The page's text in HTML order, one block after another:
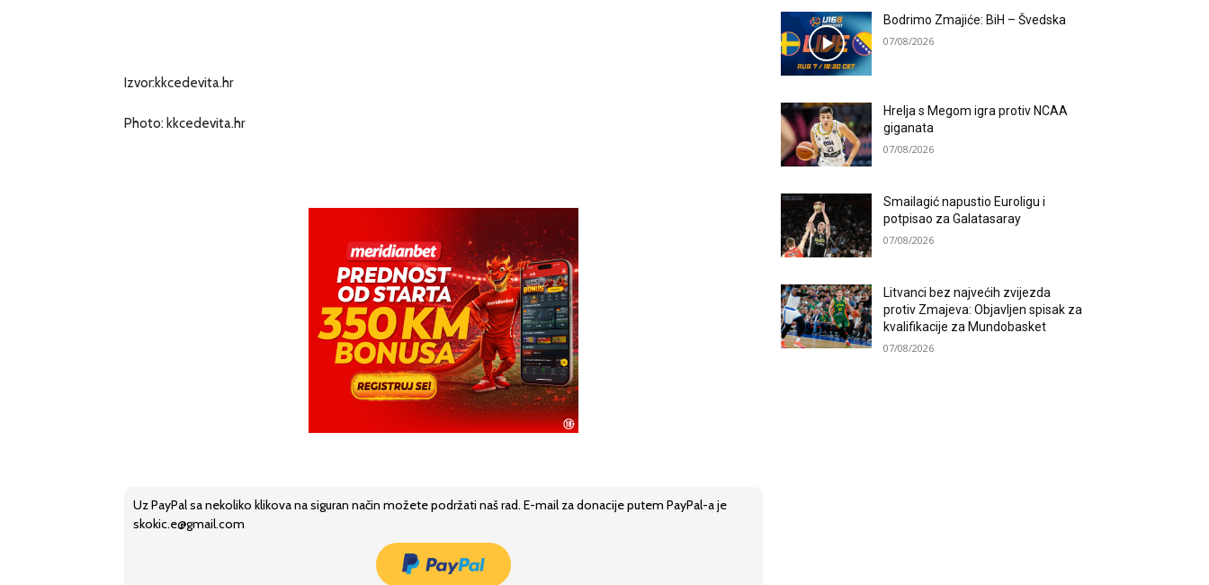
Izvor:kkcedevita.hr
Photo: kkcedevita.hr
Uz PayPal sa nekoliko klikova na siguran način možete podržati naš rad. E-mail za donacije putem PayPal-a je
skokic.e@gmail.com
Bodrimo Zmajiće: BiH – Švedska
07/08/2026
Hrelja s Megom igra protiv NCAA
giganata
07/08/2026
Smailagić napustio Euroligu i
potpisao za Galatasaray
07/08/2026
Litvanci bez najvećih zvijezda
protiv Zmajeva: Objavljen spisak za
kvalifikacije za Mundobasket
07/08/2026